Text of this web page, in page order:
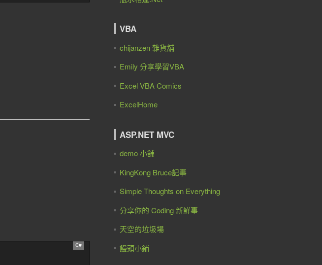
VBA
chijanzen 雜貨舖
Emily 分享學習VBA
Excel VBA Comics
ExcelHome
ASP.NET MVC
demo 小舖
KingKong Bruce記事
Simple Thoughts on Everything
分享你的 Coding 新鮮事
天空的垃圾場
饅頭小鋪